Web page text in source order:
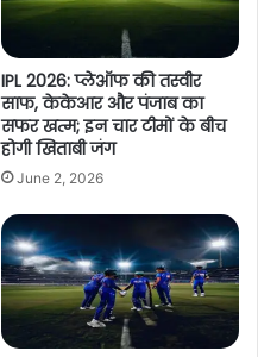
IPL 2026: प्लेऑफ की तस्वीर
साफ, केकेआर और पंजाब का
सफर खत्म; इन चार टीमों के बीच
होगी खिताबी जंग
June 2, 2026